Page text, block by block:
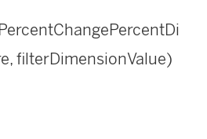
filterDimensionValue)